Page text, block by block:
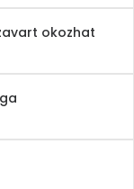
okozhat